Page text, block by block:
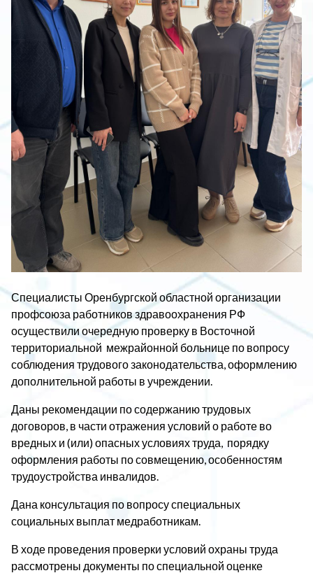
Специалисты Оренбургской областной организации
профсоюза работников здравоохранения РФ
осуществили очередную проверку в Восточной
территориальной межрайонной больнице по вопросу
соблюдения трудового законодательства, оформлению
дополнительной работы в учреждении.
Даны рекомендации по содержанию трудовых
договоров, в части отражения условий о работе во
вредных и (или) опасных условиях труда, порядку
оформления работы по совмещению, особенностям
трудоустройства инвалидов.
Дана консультация по вопросу специальных
социальных выплат медработникам.
В ходе проведения проверки условий охраны труда
рассмотрены документы по специальной оценке